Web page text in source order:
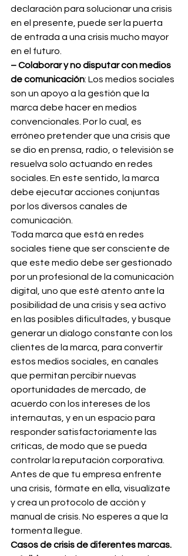
declaración para solucionar una crisis
en el presente, puede ser la puerta
de entrada a una crisis mucho mayor
en el futuro.
– Colaborar y no disputar con medios
de comunicación: Los medios sociales
son un apoyo a la gestión que la
marca debe hacer en medios
convencionales. Por lo cual, es
erróneo pretender que una crisis que
se dio en prensa, radio, o televisión se
resuelva solo actuando en redes
sociales. En este sentido, la marca
debe ejecutar acciones conjuntas
por los diversos canales de
comunicación.
Toda marca que está en redes
sociales tiene que ser consciente de
que este medio debe ser gestionado
por un profesional de la comunicación
digital, uno que esté atento ante la
posibilidad de una crisis y sea activo
en las posibles dificultades, y busque
generar un dialogo constante con los
clientes de la marca, para convertir
estos medios sociales, en canales
que permitan percibir nuevas
oportunidades de mercado, de
acuerdo con los intereses de los
internautas, y en un espacio para
responder satisfactoriamente las
críticas, de modo que se pueda
controlar la reputación corporativa.
Antes de que tu empresa enfrente
una crisis, fórmate en ella, visualízate
y crea un protocolo de acción y
manual de crisis. No esperes a que la
tormenta llegue.
Casos de crisis de diferentes marcas.